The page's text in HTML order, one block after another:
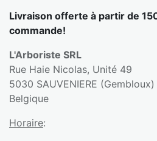
Livraison offerte à partir de
commande!
L'Arboriste SRL
Rue Haie Nicolas, Unité 49
5030 SAUVENIERE (Gembloux)
Belgique
Horaire: